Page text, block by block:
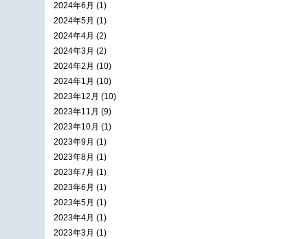
2024年6月 (1)
2024年5月 (1)
2024年4月 (2)
2024年3月 (2)
2024年2月 (10)
2024年1月 (10)
2023年12月 (10)
2023年11月 (9)
2023年10月 (1)
2023年9月 (1)
2023年8月 (1)
2023年7月 (1)
2023年6月 (1)
2023年5月 (1)
2023年4月 (1)
2023年3月 (1)